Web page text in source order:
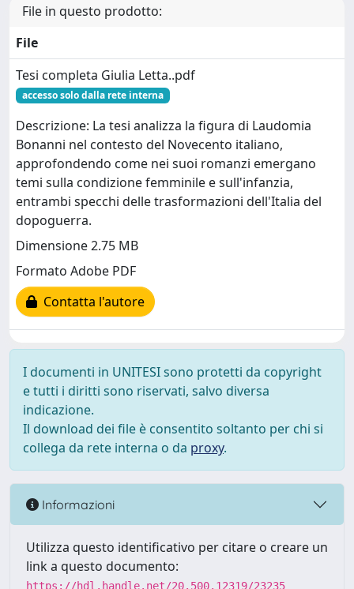
File in questo prodotto:
File
Tesi completa Giulia Letta..pdf
accesso solo dalla rete interna
Descrizione: La tesi analizza la figura di Laudomia
Bonanni nel contesto del Novecento italiano,
approfondendo come nei suoi romanzi emergano
temi sulla condizione femminile e sull'infanzia,
entrambi specchi delle trasformazioni dell'Italia del
dopoguerra.
Dimensione 2.75 MB
Formato Adobe PDF
Contatta l'autore
I documenti in UNITESI sono protetti da copyright
e tutti i diritti sono riservati, salvo diversa
indicazione.
Il download dei file è consentito soltanto per chi si
collega da rete interna o da proxy.
Informazioni
Utilizza questo identificativo per citare o creare un
link a questo documento:
https://hdl.handle.net/20.500.12319/23235